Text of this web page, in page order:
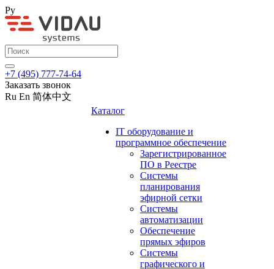
Ру
+7 (495) 777-74-64
Заказать звонок
Ru En 简体中文
Каталог
IT оборудование и
программное обеспечение
Зарегистрированное
ПО в Реестре
Системы
планирования
эфирной сетки
Системы
автоматизации
Обеспечение
прямых эфиров
Системы
графического и